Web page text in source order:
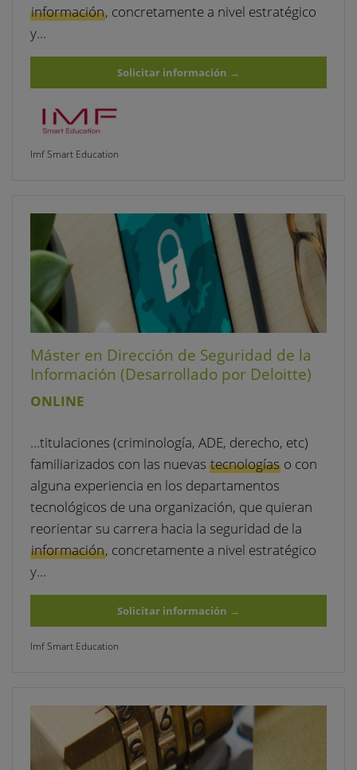
información, concretamente a nivel estratégico
y…
Solicitar información →
Imf Smart Education
Máster en Dirección de Seguridad de la
Información (Desarrollado por Deloitte)
ONLINE
…titulaciones (criminología, ADE, derecho, etc)
familiarizados con las nuevas tecnologíaso con
alguna experiencia en los departamentos
tecnológicos de una organización, que quieran
reorientar su carrera hacia la seguridad de la
información, concretamente a nivel estratégico
y…
Solicitar información →
Imf Smart Education